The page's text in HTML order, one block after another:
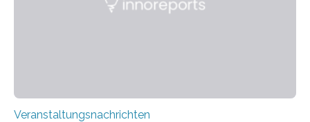
Veranstaltungsnachrichten